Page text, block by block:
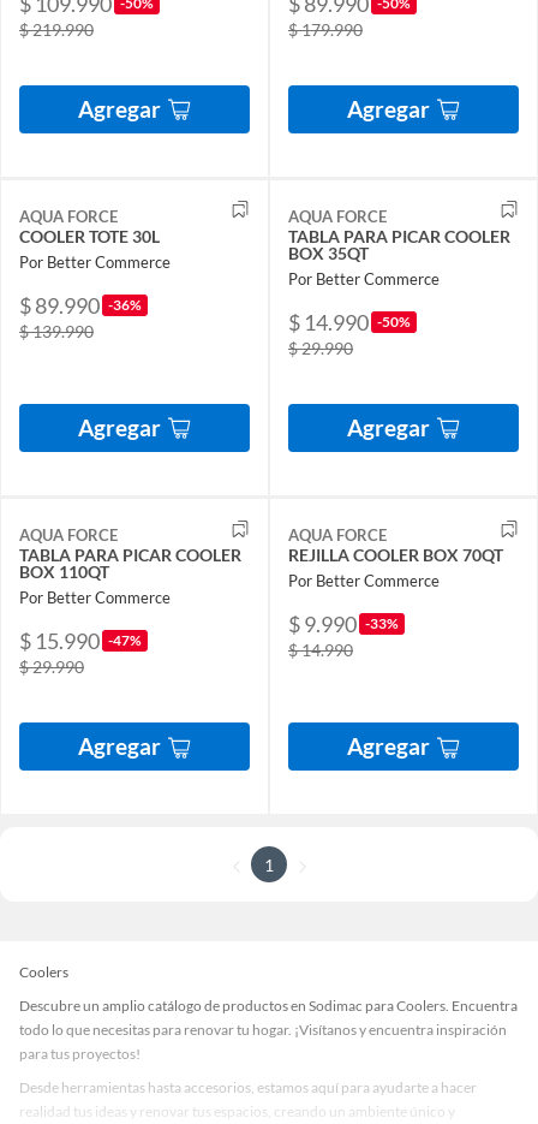
$ 219.990
Agregar
$ 179.990
Agregar
AQUA FORCE
COOLER TOTE 30L
Por Better Commerce
$ 89.990 -36%
$ 139.990
Agregar
AQUA FORCE
TABLA PARA PICAR COOLER
BOX 35QT
Por Better Commerce
$ 14.990 -50%
$ 29.990
Agregar
AQUA FORCE
TABLA PARA PICAR COOLER
BOX 110QT
Por Better Commerce
$ 15.990 -47%
$ 29.990
Agregar
AQUA FORCE
REJILLA COOLER BOX 70QT
Por Better Commerce
$ 9.990 -33%
$ 14.990
Agregar
1
Coolers
Descubre un amplio catálogo de productos en Sodimac para Coolers. Encuentra
todo lo que necesitas para renovar tu hogar. ¡Visítanos y encuentra inspiración
para tus proyectos!
Desde herramientas hasta accesorios, estamos aquí para ayudarte a hacer
realidad tus ideas y renovar tus espacios, creando un ambiente único y